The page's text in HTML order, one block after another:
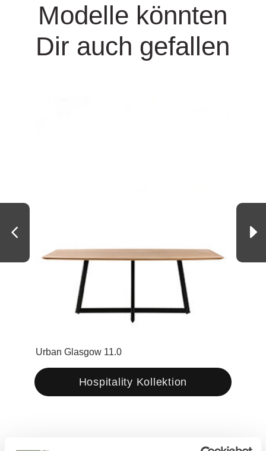
Modelle könnten
Dir auch gefallen
Urban Glasgow 11.0
Hospitality Kollektion